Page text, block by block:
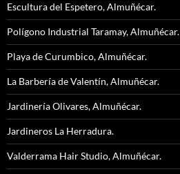
Escultura del Espetero, Almuñécar.
Polígono Industrial Taramay, Almuñécar.
Playa de Curumbico, Almuñécar.
La Barbería de Valentín, Almuñécar.
Jardinería Olivares, Almuñécar.
Jardineros La Herradura.
Valderrama Hair Studio, Almuñécar.